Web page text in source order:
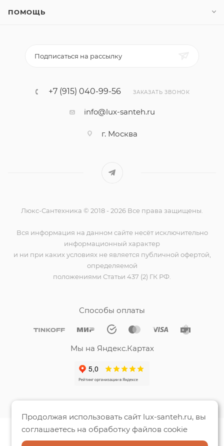
ПОМОЩЬ
Подписаться на рассылку
+7 (915) 040-99-56 ЗАКАЗАТЬ ЗВОНОК
info@lux-santeh.ru
г. Москва
Люкс-Сантехника © 2018 - 2026 Все права защищены.
Вся информация на данном сайте несёт исключительно
информационный характер
и ни при каких условиях не является публичной офертой,
определяемой
положениями Статьи 437 (2) ГК РФ.
Способы оплаты
Мы на Яндекс.Картах
Продолжая использовать сайт lux-santeh.ru, вы
соглашаетесь на обработку файлов cookie